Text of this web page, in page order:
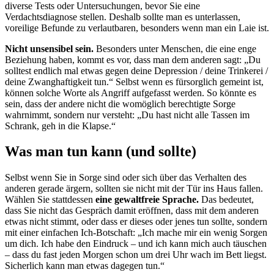
diverse Tests oder Untersuchungen, bevor Sie eine
Verdachtsdiagnose stellen. Deshalb sollte man es unterlassen,
voreilige Befunde zu verlautbaren, besonders wenn man ein Laie ist.
Nicht unsensibel sein. Besonders unter Menschen, die eine enge
Beziehung haben, kommt es vor, dass man dem anderen sagt: „Du
solltest endlich mal etwas gegen deine Depression / deine Trinkerei /
deine Zwanghaftigkeit tun.“ Selbst wenn es fürsorglich gemeint ist,
können solche Worte als Angriff aufgefasst werden. So könnte es
sein, dass der andere nicht die womöglich berechtigte Sorge
wahrnimmt, sondern nur versteht: „Du hast nicht alle Tassen im
Schrank, geh in die Klapse.“
Was man tun kann (und sollte)
Selbst wenn Sie in Sorge sind oder sich über das Verhalten des
anderen gerade ärgern, sollten sie nicht mit der Tür ins Haus fallen.
Wählen Sie stattdessen eine gewaltfreie Sprache. Das bedeutet,
dass Sie nicht das Gespräch damit eröffnen, dass mit dem anderen
etwas nicht stimmt, oder dass er dieses oder jenes tun sollte, sondern
mit einer einfachen Ich-Botschaft: „Ich mache mir ein wenig Sorgen
um dich. Ich habe den Eindruck – und ich kann mich auch täuschen
– dass du fast jeden Morgen schon um drei Uhr wach im Bett liegst.
Sicherlich kann man etwas dagegen tun.“